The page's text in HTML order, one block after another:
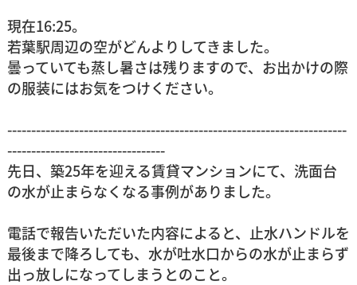
現在16:25。
若葉駅周辺の空がどんよりしてきました。
曇っていても蒸し暑さは残りますので、お出かけの際
の服装にはお気をつけください。
-----------------------------------------------------------------------
---------------------------------
先日、築25年を迎える賃貸マンションにて、洗面台
の水が止まらなくなる事例がありました。
電話で報告いただいた内容によると、止水ハンドルを
最後まで降ろしても、水が吐水口からの水が止まらず
出っ放しになってしまうとのこと。